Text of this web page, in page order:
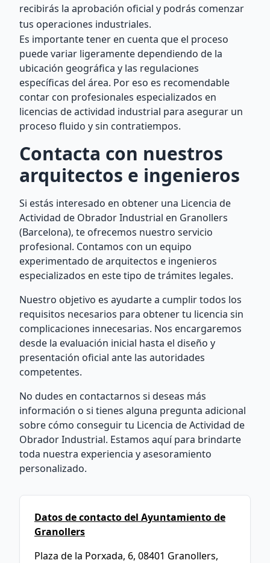
recibirás la aprobación oficial y podrás comenzar
tus operaciones industriales.
Es importante tener en cuenta que el proceso
puede variar ligeramente dependiendo de la
ubicación geográfica y las regulaciones
específicas del área. Por eso es recomendable
contar con profesionales especializados en
licencias de actividad industrial para asegurar un
proceso fluido y sin contratiempos.
Contacta con nuestros
arquitectos e ingenieros
Si estás interesado en obtener una Licencia de
Actividad de Obrador Industrial en Granollers
(Barcelona), te ofrecemos nuestro servicio
profesional. Contamos con un equipo
experimentado de arquitectos e ingenieros
especializados en este tipo de trámites legales.
Nuestro objetivo es ayudarte a cumplir todos los
requisitos necesarios para obtener tu licencia sin
complicaciones innecesarias. Nos encargaremos
desde la evaluación inicial hasta el diseño y
presentación oficial ante las autoridades
competentes.
No dudes en contactarnos si deseas más
información o si tienes alguna pregunta adicional
sobre cómo conseguir tu Licencia de Actividad de
Obrador Industrial. Estamos aquí para brindarte
toda nuestra experiencia y asesoramiento
personalizado.
Datos de contacto del Ayuntamiento de
Granollers
Plaza de la Porxada, 6, 08401 Granollers,